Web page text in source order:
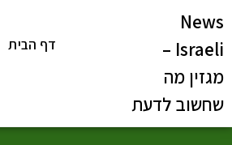
News
Israeli –
מגזין מה
שחשוב לדעת
דף הבית